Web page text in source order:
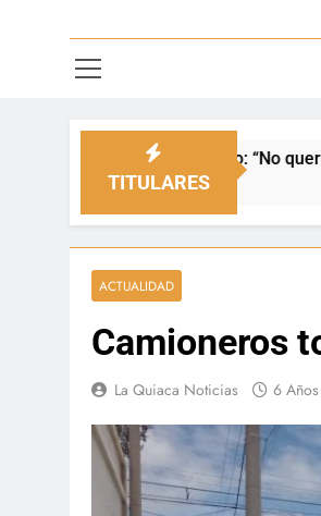
TITULARES
“No queremos que se venda
ACTUALIDAD
Camioneros
La Quiaca Noticias 6